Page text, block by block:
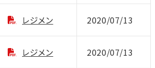
レジメン 2020/07/13
レジメン 2020/07/13